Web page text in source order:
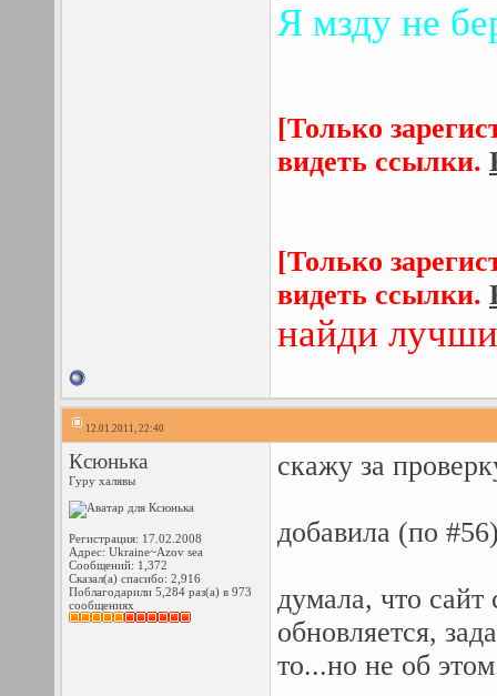
Я мзду не
[Только
видеть ссылки.
[Только
видеть ссылки.
найди
12.01.2011, 22:40
Ксюнька
Гуру халявы
Регистрация: 17.02.2008
Адрес: Ukraine~Azov sea
Сообщений: 1,372
Сказал(а) спасибо: 2,916
Поблагодарили 5,284 раз(а) в 973
сообщениях
скажу за
добавила (по
думала, что
обновляется,
то...но не об